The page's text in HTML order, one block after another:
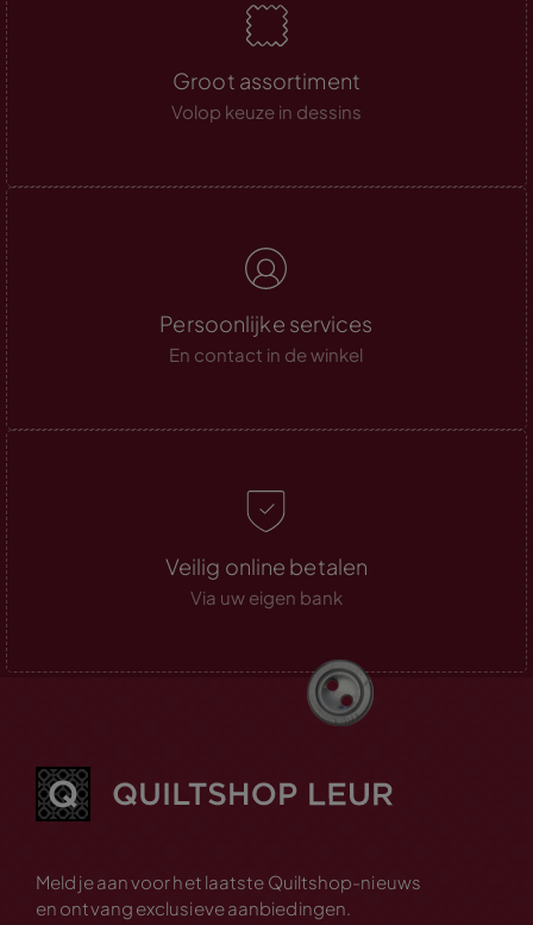
Groot assortiment
Volop keuze in dessins
Persoonlijke services
En contact in de winkel
Veilig online betalen
Via uw eigen bank
Meld je aan voor het laatste Quiltshop-nieuws
en ontvang exclusieve aanbiedingen.